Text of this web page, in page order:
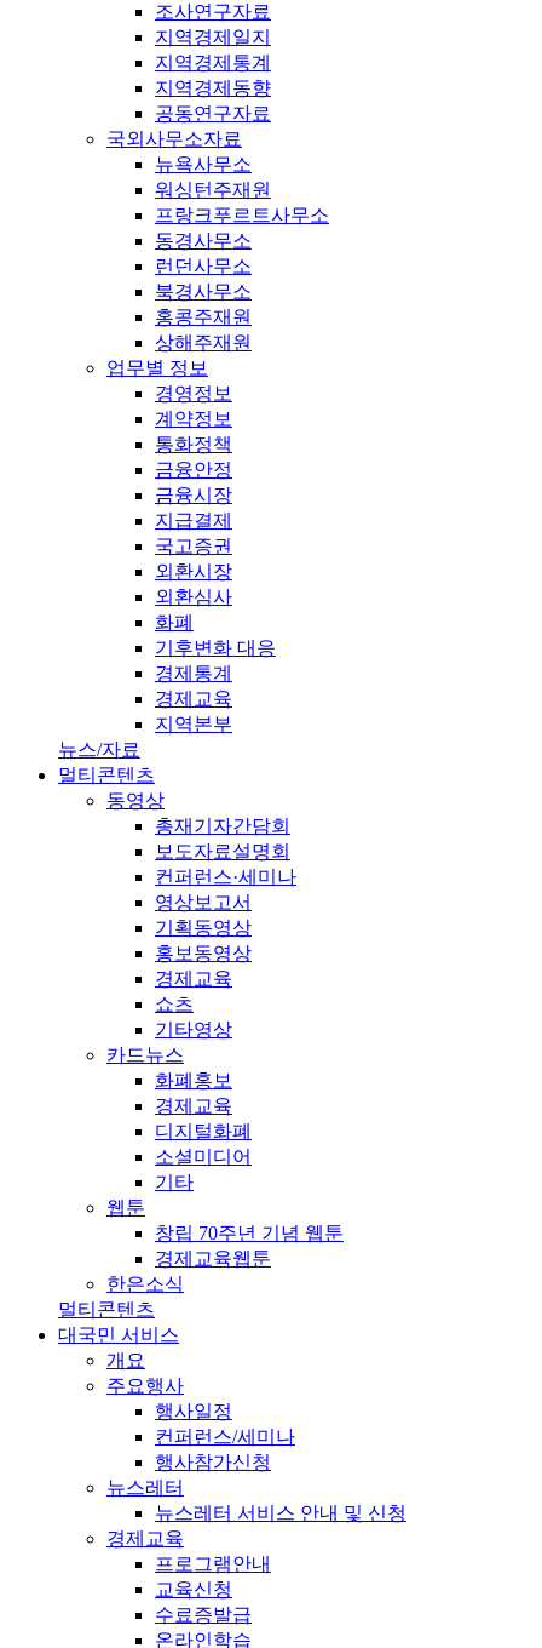
조사연구자료
지역경제일지
지역경제통계
지역경제동향
공동연구자료
국외사무소자료
뉴욕사무소
워싱턴주재원
프랑크푸르트사무소
동경사무소
런던사무소
북경사무소
홍콩주재원
상해주재원
업무별 정보
경영정보
계약정보
통화정책
금융안정
금융시장
지급결제
국고증권
외환시장
외환심사
화폐
기후변화 대응
경제통계
경제교육
지역본부
뉴스/자료
멀티콘텐츠
동영상
총재기자간담회
보도자료설명회
컨퍼런스·세미나
영상보고서
기획동영상
홍보동영상
경제교육
쇼츠
기타영상
카드뉴스
화폐홍보
경제교육
디지털화폐
소셜미디어
기타
웹툰
창립 70주년 기념 웹툰
경제교육웹툰
한은소식
멀티콘텐츠
대국민 서비스
개요
주요행사
행사일정
컨퍼런스/세미나
행사참가신청
뉴스레터
뉴스레터 서비스 안내 및 신청
경제교육
프로그램안내
교육신청
수료증발급
온라인학습